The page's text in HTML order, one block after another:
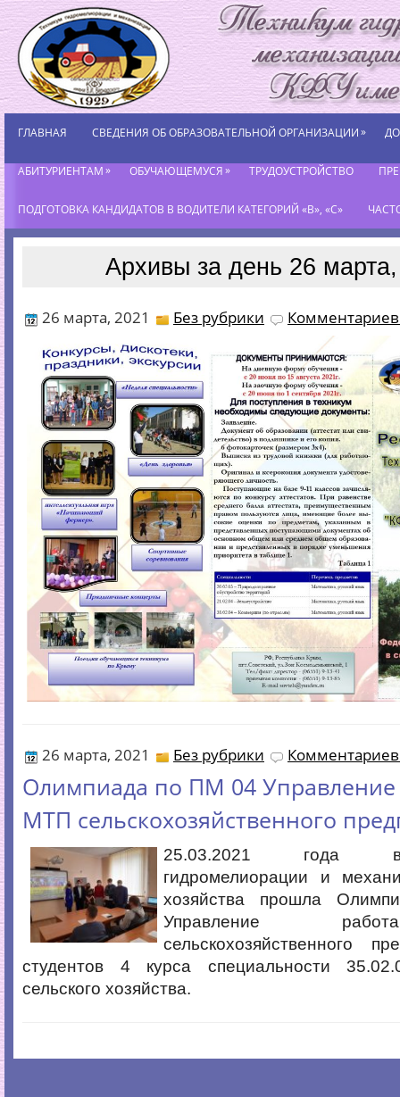
ГЛАВНАЯ СВЕДЕНИЯ ОБ ОБРАЗОВАТЕЛЬНОЙ ОРГАНИЗАЦИИ»
АБИТУРИЕНТАМ» ОБУЧАЮЩЕМУСЯ» ТРУДОУСТРОЙСТВО
ПОДГОТОВКА КАНДИДАТОВ В ВОДИТЕЛИ КАТЕГОРИЙ «В», «С»
Архивы за день 26
26 марта, 2021 Без рубрики Комментариев
26 марта, 2021 Без рубрики Комментариев
Олимпиада по ПМ 04
МТП сельскохозяйственного
25.03.2021 года
гидромелиорации и
хозяйства прошла
Управление
сельскохозяйственного
студентов 4 курса специальности
сельского хозяйства.